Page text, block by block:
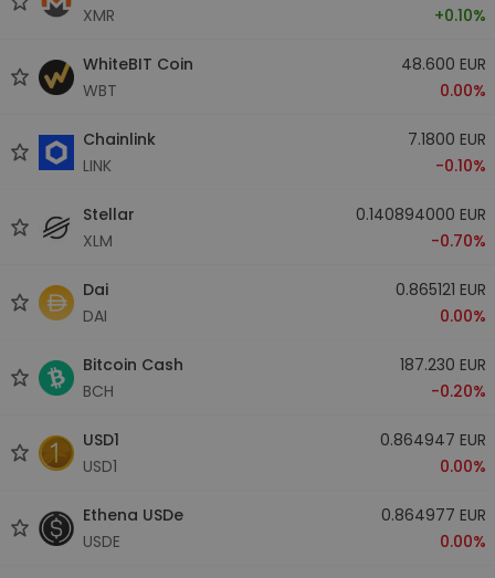
XMR
+0.10%
WhiteBIT Coin
WBT
48.600 EUR
0.00%
Chainlink
LINK
7.1800 EUR
-0.10%
Stellar
XLM
0.140894000 EUR
-0.70%
Dai
DAI
0.865121 EUR
0.00%
Bitcoin Cash
BCH
187.230 EUR
-0.20%
USD1
USD1
0.864947 EUR
0.00%
Ethena USDe
USDE
0.864977 EUR
0.00%